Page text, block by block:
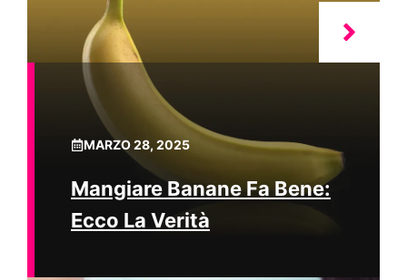
MARZO 28, 2025
Mangiare Banane Fa Bene:
Ecco La Verità